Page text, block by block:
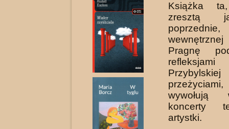
Książka
zresztą
poprzednie,
Pragnę
koncerty
artystki.